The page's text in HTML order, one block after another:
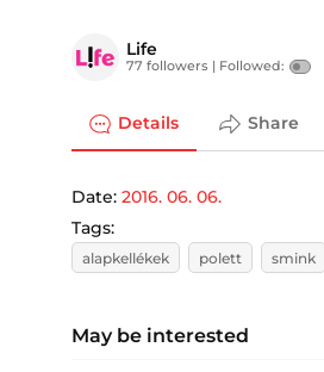
Life
77 followers | Followed:
Details Share
Date: 2016. 06. 06.
Tags:
alapkellékek polett smink
May be interested